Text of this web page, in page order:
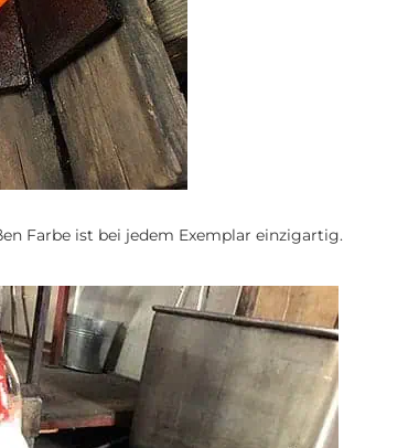
Farbe ist bei jedem Exemplar einzigartig.